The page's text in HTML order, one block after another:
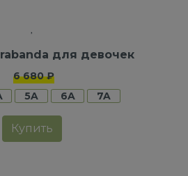
для девочек
6 680 ₽
5A 6A 7A
Купить